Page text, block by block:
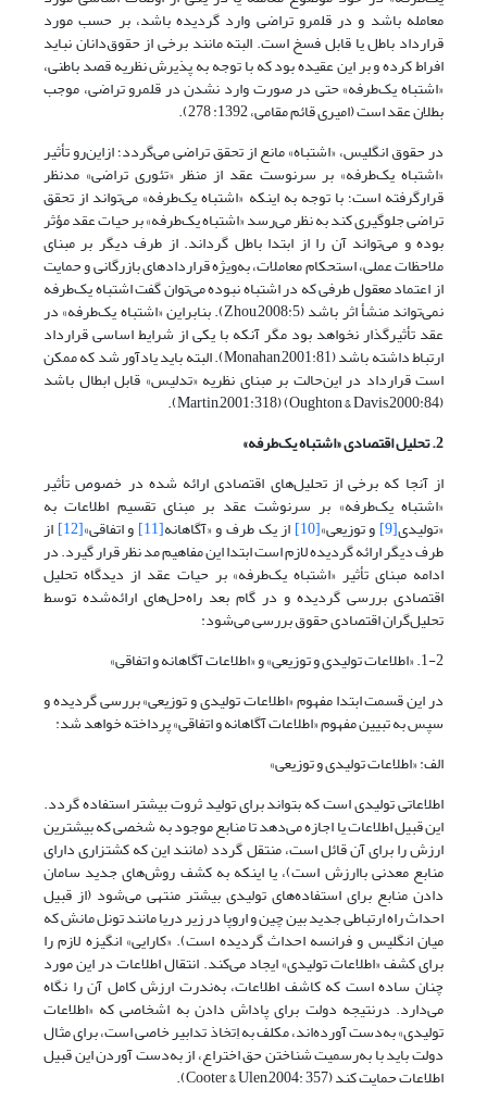
معامله باشد و در قلمرو تراضی وارد گردیده باشد، بر حسب مورد
قرارداد باطل یا قابل فسخ است. البته مانند برخی از حقوق‌دانان نباید
افراط کرده و بر این عقیده بود که با توجه به پذیرش نظریه قصد باطنی،
«اشتباه یک‌طرفه» حتی در صورت وارد نشدن در قلمرو تراضی، موجب
بطلان عقد است (امیری قائم مقامی، 1392: 278).
در حقوق انگلیس، «اشتباه» مانع از تحقق تراضی می‌گردد؛ ازاین‌رو تأثیر
«اشتباه یک‌طرفه» بر سرنوست عقد از منظر «تئوری تراضی» مدنظر
قرارگرفته است؛ با توجه به اینکه «اشتباه یک‌طرفه» می‌تواند از تحقق
تراضی جلوگیری کند به نظر می‌رسد «اشتباه یک‌طرفه» بر حیات عقد مؤثر
بوده و می‌تواند آن را از ابتدا باطل گرداند. از طرف دیگر بر مبنای
ملاحظات عملی، استحکام معاملات، به‌ویژه قراردادهای بازرگانی و حمایت
از اعتماد معقول طرفی که در اشتباه نبوده می‌توان گفت اشتباه یک‌طرفه
نمی‌تواند منشأ اثر باشد (Zhou,2008:5). بنابراین «اشتباه یک‌طرفه» در
عقد تأثیرگذار نخواهد بود مگر آنکه با یکی از شرایط اساسی قرارداد
ارتباط داشته باشد (Monahan,2001:81). البته باید یادآور شد که ممکن
است قرارداد در این‌حالت بر مبنای نظریه «تدلیس» قابل ابطال باشد
(Oughton & Davis,2000:84) (Martin,2001:318).
2. تحلیل اقتصادی «اشتباه یک‌طرفه»
از آنجا که برخی از تحلیل‌های اقتصادی ارائه شده در خصوص تأثیر
«اشتباه یک‌طرفه» بر سرنوشت عقد بر مبنای تقسیم اطلاعات به
«تولیدی[9] و توزیعی»[10] از یک طرف و «آگاهانه[11] و اتفاقی»[12] از
طرف دیگر ارائه گردیده لازم است ابتدا این مفاهیم مد نظر قرار گیرد. در
ادامه مبنای تأثیر «اشتباه یک‌طرفه» بر حیات عقد از دیدگاه تحلیل
اقتصادی بررسی گردیده و در گام بعد راه‌حل‌های ارائه‌شده توسط
تحلیل‌گران اقتصادی حقوق بررسی می‌شود:
1-2. «اطلاعات تولیدی و توزیعی» و «اطلاعات آگاهانه و اتفاقی»
در این قسمت ابتدا مفهوم «اطلاعات تولیدی و توزیعی» بررسی گردیده و
سپس به تبیین مفهوم «اطلاعات آگاهانه و اتفاقی» پرداخته خواهد شد:
الف: «اطلاعات تولیدی و توزیعی»
اطلاعاتی تولیدی است که بتواند برای تولید ثروت بیشتر استفاده گردد.
این قبیل اطلاعات یا اجازه می‌دهد تا منابع موجود به شخصی که بیشترین
ارزش را برای آن قائل است، منتقل گردد (مانند این که کشتزاری دارای
منابع معدنی باارزش است)، یا اینکه به کشف روش‌های جدید سامان
دادن منابع برای استفاده‌های تولیدی بیشتر منتهی می‌شود (از قبیل
احداث راه ارتباطی جدید بین چین و اروپا در زیر دریا مانند تونل مانش که
میان انگلیس و فرانسه احداث گردیده است). «کارایی» انگیزه لازم را
برای کشف «اطلاعات تولیدی» ایجاد می‌کند. انتقال اطلاعات در این مورد
چنان ساده است که کاشف اطلاعات، به‌ندرت ارزش کامل آن را نگاه
می‌دارد. درنتیجه دولت برای پاداش دادن به اشخاصی که «اطلاعات
تولیدی» به‌دست آورده‌اند، مکلف به اِتخاذ تدابیر خاصی است، برای مثال
دولت باید با به‌رسمیت شناختن حق اختراع، از به‌دست آوردن این قبیل
اطلاعات حمایت کند (Cooter & Ulen,2004: 357).